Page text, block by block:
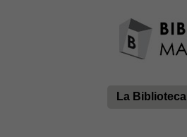
La Biblioteca